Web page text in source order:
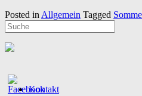
Posted in Allgemein Tagged
Kontakt